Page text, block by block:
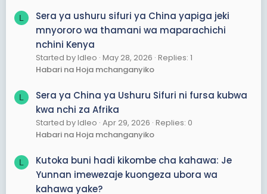
L
Sera ya ushuru sifuri ya China yapiga jeki
mnyororo wa thamani wa maparachichi
nchini Kenya
Started by ldleo May 28, 2026 Replies: 1
Habari na Hoja mchanganyiko
L
Sera ya China ya Ushuru Sifuri ni fursa kubwa
kwa nchi za Afrika
Started by ldleo Apr 29, 2026 Replies: 0
Habari na Hoja mchanganyiko
L
Kutoka buni hadi kikombe cha kahawa: Je
Yunnan imewezaje kuongeza ubora wa
kahawa yake?